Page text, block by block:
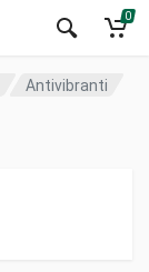
0
Antivibranti